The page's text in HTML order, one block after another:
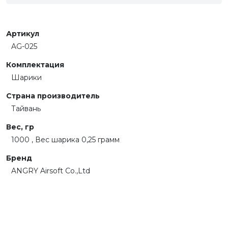
Артикул
AG-025
Комплектация
Шарики
Страна производитель
Тайвань
Вес, гр
1000 , Вес шарика 0,25 грамм
Бренд
ANGRY Airsoft Co.,Ltd